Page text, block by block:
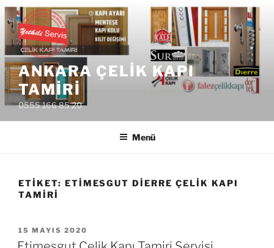
İçeriğe
geç
ANKARA ÇELIK KAPI
TAMIRI
0555 166 85 20
Menü
ETIKET: ETIMESGUT DIERRE ÇELIK KAPI
TAMIRI
YAYIM
TARIHI
15 MAYIS 2020